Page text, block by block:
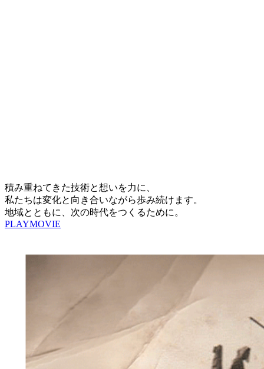
積み重ねてきた技術と想いを力に、
私たちは変化と向き合いながら歩み続けます。
地域とともに、次の時代をつくるために。
PLAYMOVIE